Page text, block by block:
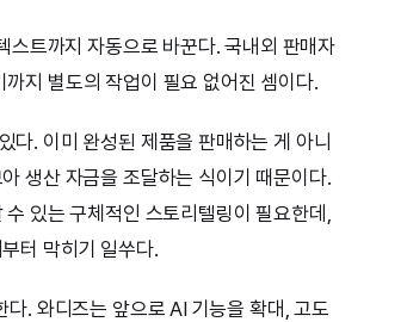
스트까지 자동으로 바꾼다. 국내외 판매자
지 별도의 작업이 필요 없어진 셈이다.
다. 이미 완성된 제품을 판매하는 게 아니
생산 자금을 조달하는 식이기 때문이다.
있는 구체적인 스토리텔링이 필요한데,
터 막히기 일쑤다.
. 와디즈는 앞으로 AI 기능을 확대, 고도